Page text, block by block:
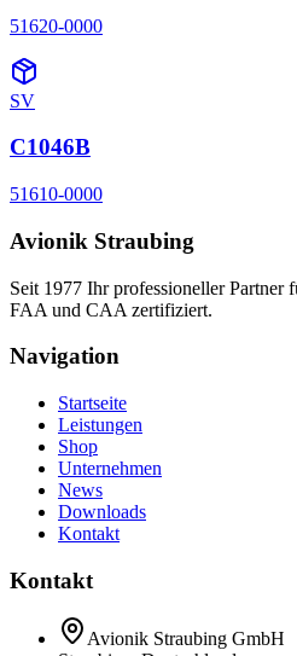
51620-0000
SV
C1046B
51610-0000
Avionik Straubing
Seit 1977 Ihr professioneller
FAA und CAA zertifiziert.
Navigation
Startseite
Leistungen
Shop
Unternehmen
News
Downloads
Kontakt
Kontakt
Avionik Straubing GmbH